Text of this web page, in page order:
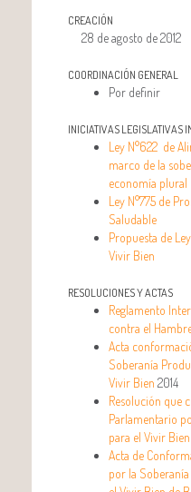
CREACIÓN
28 de agosto de 2012
COORDINACIÓN GENERAL
Por definir
INICIATIVAS LEGISLATIVAS
Ley N°622 de
marco de la
economía plural
Ley N°775 de
Saludable
Propuesta de
Vivir Bien
RESOLUCIONES Y ACTAS
Reglamento
contra el
Acta
Soberanía
Vivir Bien 2014
Resolución que
Parlamentario
para el Vivir Bien
Acta de
por la